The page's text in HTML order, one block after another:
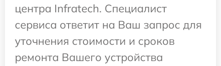
центра Infratech. Специалист
сервиса ответит на Ваш запрос для
уточнения стоимости и сроков
ремонта Вашего устройства